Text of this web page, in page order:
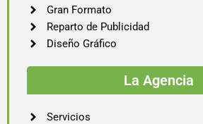
Gran Formato
Reparto de Publicidad
Diseño Gráfico
La Agencia
Servicios